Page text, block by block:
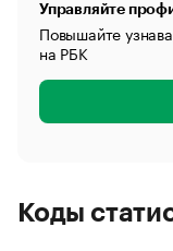
Управляйте
Повышайте
на РБК
Коды